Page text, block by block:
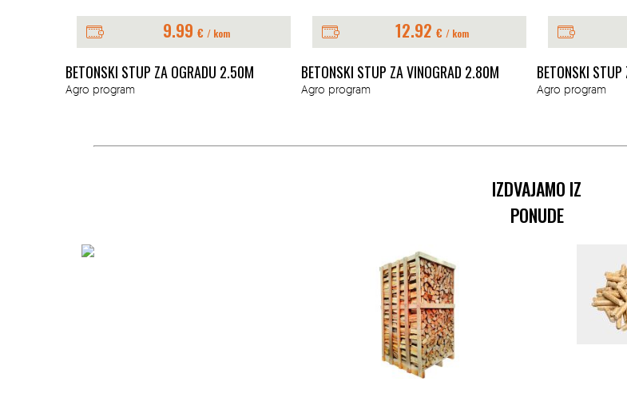
9.99 € / kom
BETONSKI STUP ZA OGRADU 2.50M
Agro program
12.92 € / kom
BETONSKI STUP ZA VINOGRAD 2.80M
Agro program
BETONSKI
Agro program
IZDVAJAMO IZ
PONUDE